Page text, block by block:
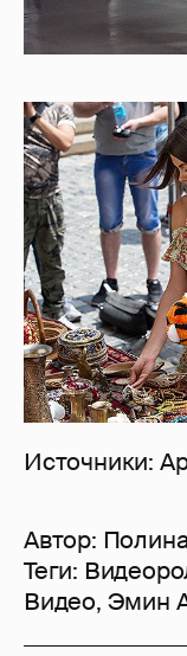
Источники:
Автор:
Теги:
Видео, Эмин